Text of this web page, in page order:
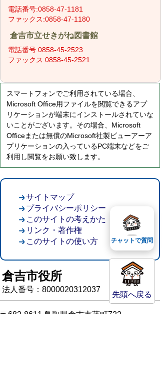
電話番号:0858-47-1181
ファックス:0858-47-1180
倉吉市立せきがね図書館
電話番号:0858-45-2523
ファックス:0858-45-2521
スマートフォンでご利用されている場合、
Microsoft Office用ファイルを閲覧できるアプ
リケーションが端末にインストールされていな
いことがございます。その場合、Microsoft
Officeまたは無償のMicrosoft社製ビューアーア
プリケーションの入っているPC端末などをご
利用し閲覧をお願い致します。
先頭へ戻る
サイトマップ
プライバシーポリシー
このサイトの考えかた
リンク・著作権
このサイトの使い方
倉吉市役所
法人番号：8000020312037
〒682-8611 鳥取県倉吉市葵町722
チャットで質問